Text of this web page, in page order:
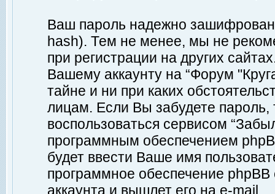
Ваш пароль надежно
hash). Тем не менее, мы не
при регистрации на других
Вашему аккаунту на “Форум
тайне и ни при каких
лицам. Если Вы забудете пароль,
воспользоваться сервисом
программным обеспечением
будет ввести Ваше имя
программное обеспечение
аккаунта и вышлет его на e-mail.